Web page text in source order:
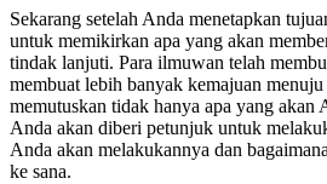
Sekarang setelah Anda menetapkan
untuk memikirkan apa yang akan
tindak lanjuti. Para ilmuwan telah
membuat lebih banyak kemajuan
memutuskan tidak hanya apa yang akan
Anda akan diberi petunjuk untuk
Anda akan melakukannya dan
ke sana.